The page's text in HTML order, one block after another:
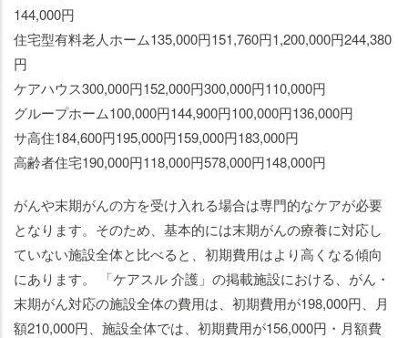
144,000円
住宅型有料老人ホーム135,000円151,760円1,200,000円244,380
円
ケアハウス300,000円152,000円300,000円110,000円
グループホーム100,000円144,900円100,000円136,000円
サ高住184,600円195,000円159,000円183,000円
高齢者住宅190,000円118,000円578,000円148,000円
がんや末期がんの方を受け入れる場合は専門的なケアが必要
となります。そのため、基本的には末期がんの療養に対応し
ていない施設全体と比べると、初期費用はより高くなる傾向
にあります。 「ケアスル 介護」の掲載施設における、がん・
末期がん対応の施設全体の費用は、初期費用が198,000円、月
額210,000円、施設全体では、初期費用が156,000円・月額費